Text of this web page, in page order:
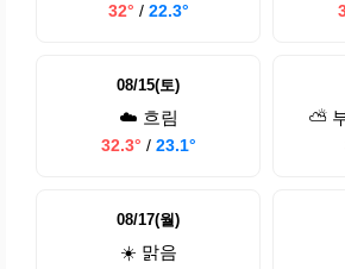
32° / 22.3°
08/15(토)
☁️ 흐림
32.3° / 23.1°
⛅
08/17(월)
☀️ 맑음